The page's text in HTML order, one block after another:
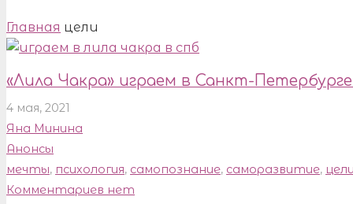
Главная цели
«Лила Чакра» играем в Санкт-
4 мая, 2021
Яна Минина
Анонсы
мечты, психология, самопознание, саморазвитие,
Комментариев нет